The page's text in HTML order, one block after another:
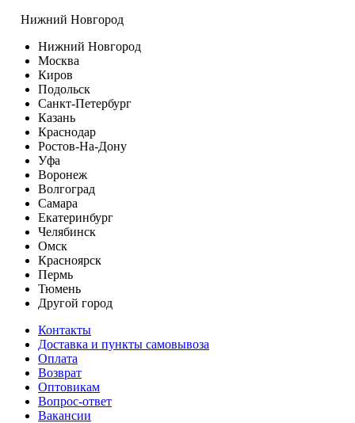
Нижний Новгород
Нижний Новгород
Москва
Киров
Подольск
Санкт-Петербург
Казань
Краснодар
Ростов-На-Дону
Уфа
Воронеж
Волгоград
Самара
Екатеринбург
Челябинск
Омск
Красноярск
Пермь
Тюмень
Другой город
Контакты
Доставка и пункты самовывоза
Оплата
Возврат
Оптовикам
Вопрос-ответ
Вакансии